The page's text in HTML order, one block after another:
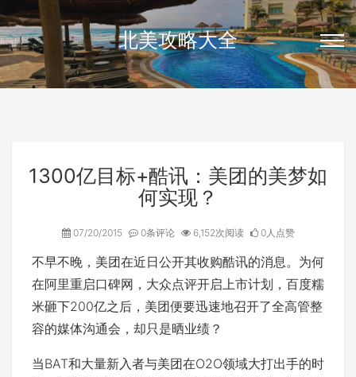
北美攻略大全
1300亿目标+酷讯：美团的美梦如
何实现？
07/20/2015 0条评论 6,152次阅读 0人点赞
不早不晚，美团在近日公开其收购酷讯的消息。为何
在阿里重启口碑网，大众点评开启上市计划，百度糯
米砸下200亿之后，美团便要迅速地召开了全高管整
容的媒体沟通会，却只是晒业绩？
当BAT和大量新入者与美团在O2O领域大打出手的时